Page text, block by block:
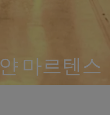
얀 마르텐스